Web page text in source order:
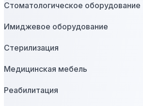
Стоматологическое оборудование
Имиджевое оборудование
Стерилизация
Медицинская мебель
Реабилитация